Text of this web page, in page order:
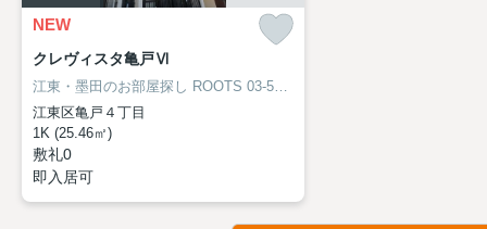
NEW
クレヴィスタ亀戸Ⅵ
江東・墨田のお部屋探し ROOTS 03-5638-8866
江東区亀戸４丁目
1K (25.46㎡)
敷礼0
即入居可